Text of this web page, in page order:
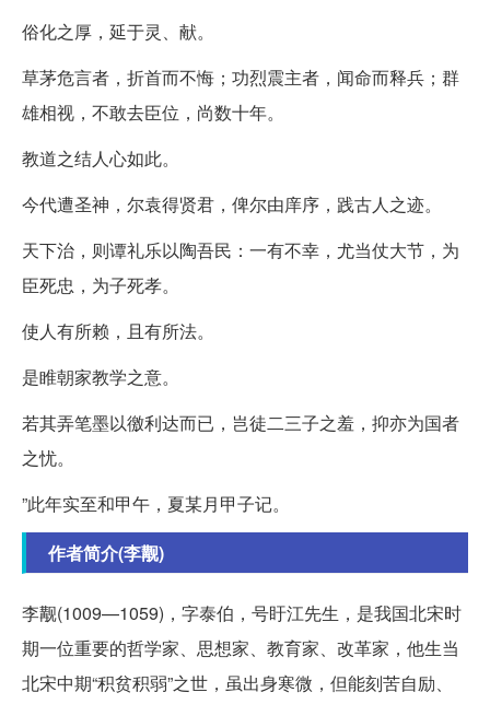
俗化之厚，延于灵、献。
草茅危言者，折首而不悔；功烈震主者，闻命而释兵；群
雄相视，不敢去臣位，尚数十年。
教道之结人心如此。
今代遭圣神，尔袁得贤君，俾尔由庠序，践古人之迹。
天下治，则谭礼乐以陶吾民：一有不幸，尤当仗大节，为
臣死忠，为子死孝。
使人有所赖，且有所法。
是睢朝家教学之意。
若其弄笔墨以徼利达而已，岂徒二三子之羞，抑亦为国者
之忧。
”此年实至和甲午，夏某月甲子记。
作者简介(李觏)
李觏(1009—1059)，字泰伯，号盱江先生，是我国北宋时
期一位重要的哲学家、思想家、教育家、改革家，他生当
北宋中期“积贫积弱”之世，虽出身寒微，但能刻苦自励、